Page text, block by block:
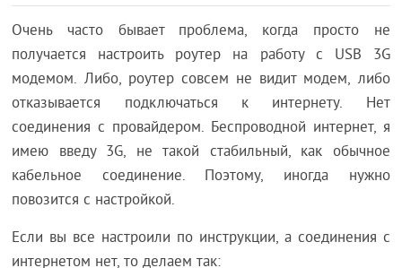
Очень часто бывает проблема, когда просто не
получается настроить роутер на работу с USB 3G
модемом. Либо, роутер совсем не видит модем, либо
отказывается подключаться к интернету. Нет
соединения с провайдером. Беспроводной интернет, я
имею введу 3G, не такой стабильный, как обычное
кабельное соединение. Поэтому, иногда нужно
повозится с настройкой.
Если вы все настроили по инструкции, а соединения с
интернетом нет, то делаем так: